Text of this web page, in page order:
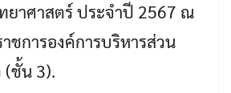
ยาศาสตร์ ประจำปี 2567 ณ
ชการองค์การบริหารส่วน
(ชั้น 3).